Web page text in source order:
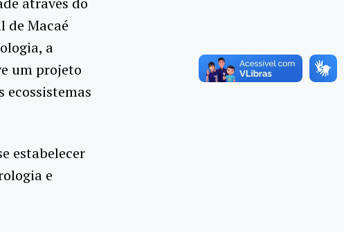
de Macaé
a
um projeto
estabelecer
e